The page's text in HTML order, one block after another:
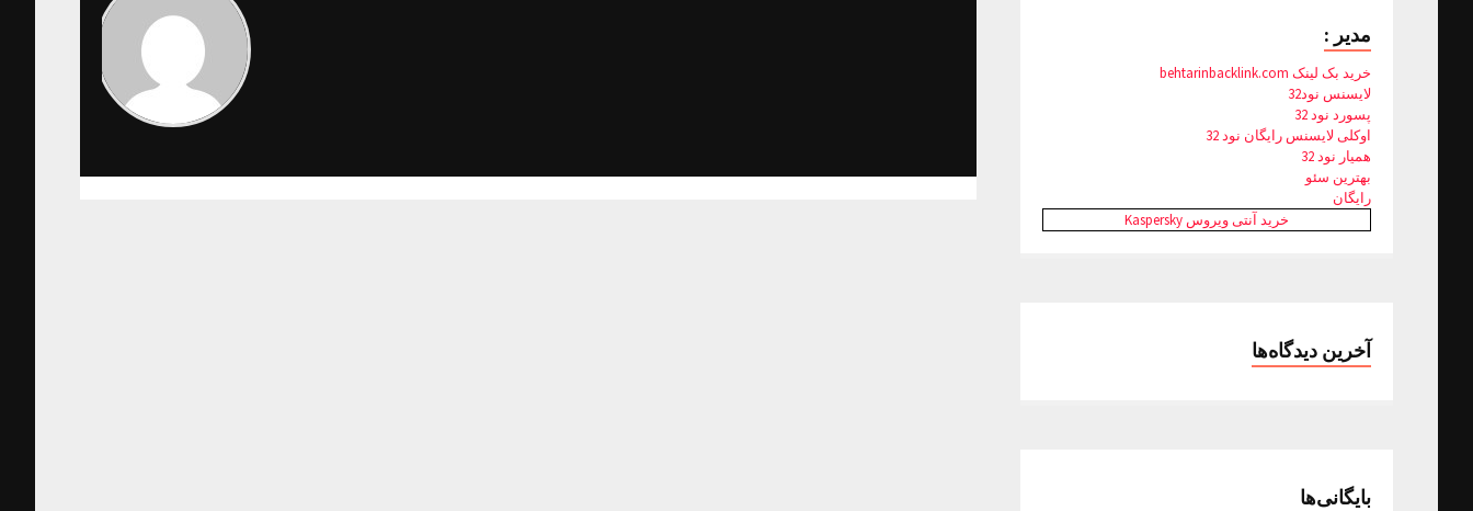
مدیر :
خرید بک لینک behtarinbacklink.com
لایسنس نود32
پسورد نود 32
اوکلی لایسنس رایگان نود 32
همیار نود 32
بهترین سئو
رایگان
خرید آنتی ویروس Kaspersky
آخرین دیدگاه‌ها
بایگانی‌ها